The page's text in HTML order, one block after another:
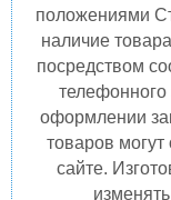
положениями
наличие
посредством
телефонного
оформлении
товаров могут
сайте.